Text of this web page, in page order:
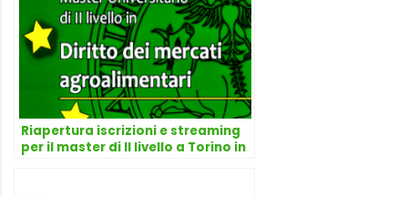
Riapertura iscrizioni e streaming
per il master di II livello a Torino in